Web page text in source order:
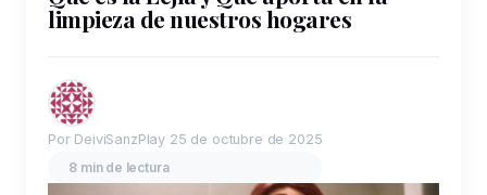
limpieza de nuestros hogares
Por DeiviSanzPlay 25 de octubre de 2025
8 min de lectura